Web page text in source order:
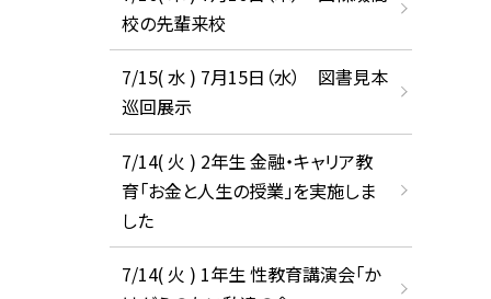
校の先輩来校
7/15( 水 ) 7月15日（水） 図書見本
巡回展示
7/14( 火 ) 2年生 金融・キャリア教
育「お金と人生の授業」を実施しま
した
7/14( 火 ) 1年生 性教育講演会「か